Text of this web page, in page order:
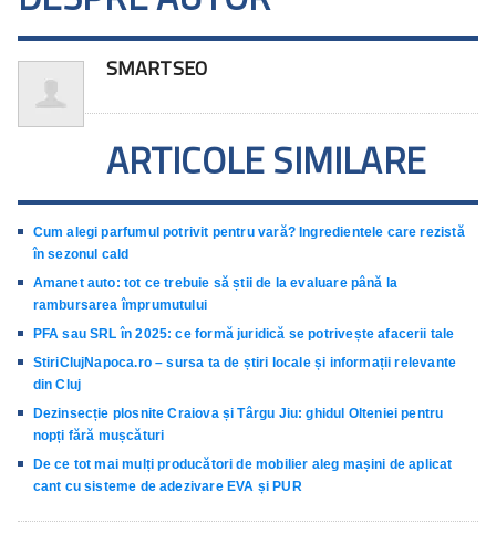
SMARTSEO
ARTICOLE SIMILARE
Cum alegi parfumul potrivit pentru vară? Ingredientele care rezistă
în sezonul cald
Amanet auto: tot ce trebuie să știi de la evaluare până la
rambursarea împrumutului
PFA sau SRL în 2025: ce formă juridică se potrivește afacerii tale
StiriClujNapoca.ro – sursa ta de știri locale și informații relevante
din Cluj
Dezinsecție plosnite Craiova și Târgu Jiu: ghidul Olteniei pentru
nopți fără mușcături
De ce tot mai mulți producători de mobilier aleg mașini de aplicat
cant cu sisteme de adezivare EVA și PUR